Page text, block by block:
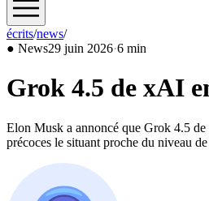
écrits/news/2026/06
● News29 juin 2026·6 min
Grok 4.5 de xAI
Elon Musk a annoncé que Grok 4.5
précoces le situant proche du niveau